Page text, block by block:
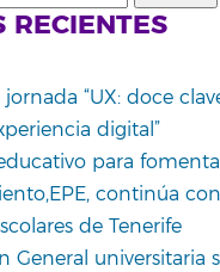
RECIENTES
“UX: doce
digital”
para
continúa
de Tenerife
General universitaria